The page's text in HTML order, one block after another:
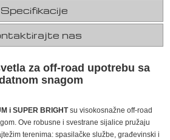
Specifikacije
nas
za off-road upotrebu sa
snagom
i SUPER BRIGHTsu visokosnažne off-road
Ove robusne i svestrane sijalice pružaju
terenima: spasilačke službe, građevinski i